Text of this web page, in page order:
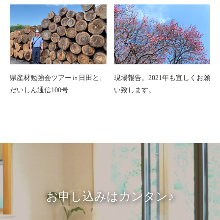
県産材勉強会ツアー㏌日田と、
だいしん通信100号
現場報告。2021年も宜しくお願
い致します。
お申し込みはカンタン♪